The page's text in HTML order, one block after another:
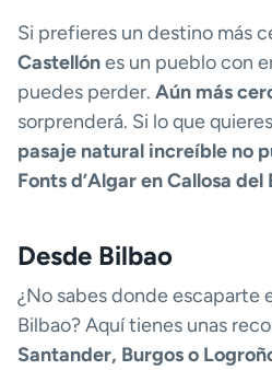
Si prefieres un destino más
Castellónes un pueblo con
puedes perder. Aún más
sorprenderá. Si lo que
pasaje natural increíble no
Fonts d’Algar en Callosa del
Desde Bilbao
¿No sabes donde escaparte
Bilbao? Aquí tienes unas
Santander, Burgos o